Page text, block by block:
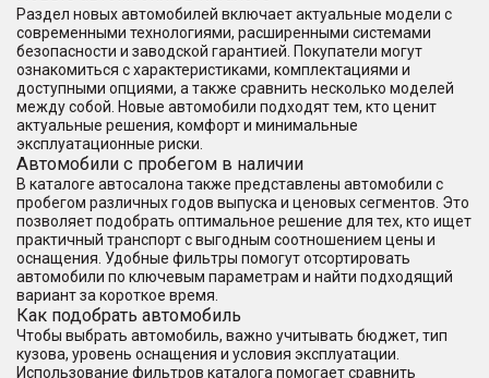
Раздел новых автомобилей включает актуальные модели с
современными технологиями, расширенными системами
безопасности и заводской гарантией. Покупатели могут
ознакомиться с характеристиками, комплектациями и
доступными опциями, а также сравнить несколько моделей
между собой. Новые автомобили подходят тем, кто ценит
актуальные решения, комфорт и минимальные
эксплуатационные риски.
Автомобили с пробегом в наличии
В каталоге автосалона также представлены автомобили с
пробегом различных годов выпуска и ценовых сегментов. Это
позволяет подобрать оптимальное решение для тех, кто ищет
практичный транспорт с выгодным соотношением цены и
оснащения. Удобные фильтры помогут отсортировать
автомобили по ключевым параметрам и найти подходящий
вариант за короткое время.
Как подобрать автомобиль
Чтобы выбрать автомобиль, важно учитывать бюджет, тип
кузова, уровень оснащения и условия эксплуатации.
Использование фильтров каталога помогает сравнить